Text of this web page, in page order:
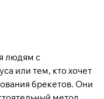
людям с
или тем, кто хочет
брекетов. Они